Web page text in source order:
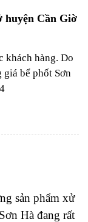
huyện Cần Giờ
khách hàng. Do
bể phốt Sơn
sản phẩm xử
Hà đang rất